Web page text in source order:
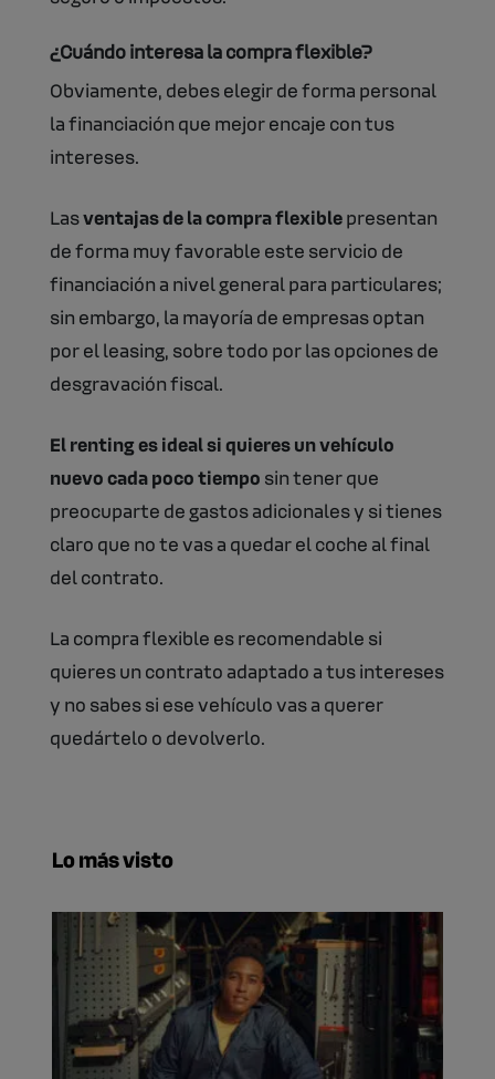
¿Cuándo interesa la compra flexible?
Obviamente, debes elegir de forma personal
la financiación que mejor encaje con tus
intereses.
Lasventajas de la compra flexiblepresentan
de forma muy favorable este servicio de
financiación a nivel general para particulares;
sin embargo, la mayoría de empresas optan
por el leasing, sobre todo por las opciones de
desgravación fiscal.
El renting es ideal si quieres un vehículo
nuevo cada poco tiempo sin tener que
preocuparte de gastos adicionales y si tienes
claro que no te vas a quedar el coche al final
del contrato.
La compra flexible es recomendable si
quieres un contrato adaptado a tus intereses
y no sabes si ese vehículo vas a querer
quedártelo o devolverlo.
Lo más visto